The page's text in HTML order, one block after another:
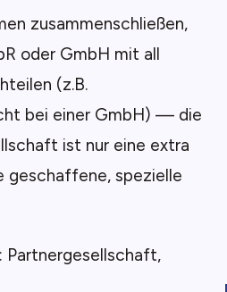
zusammenschließen,
oder GmbH mit all
(z.B.
bei einer GmbH) — die
ist nur eine extra
geschaffene, spezielle
Partnergesellschaft,